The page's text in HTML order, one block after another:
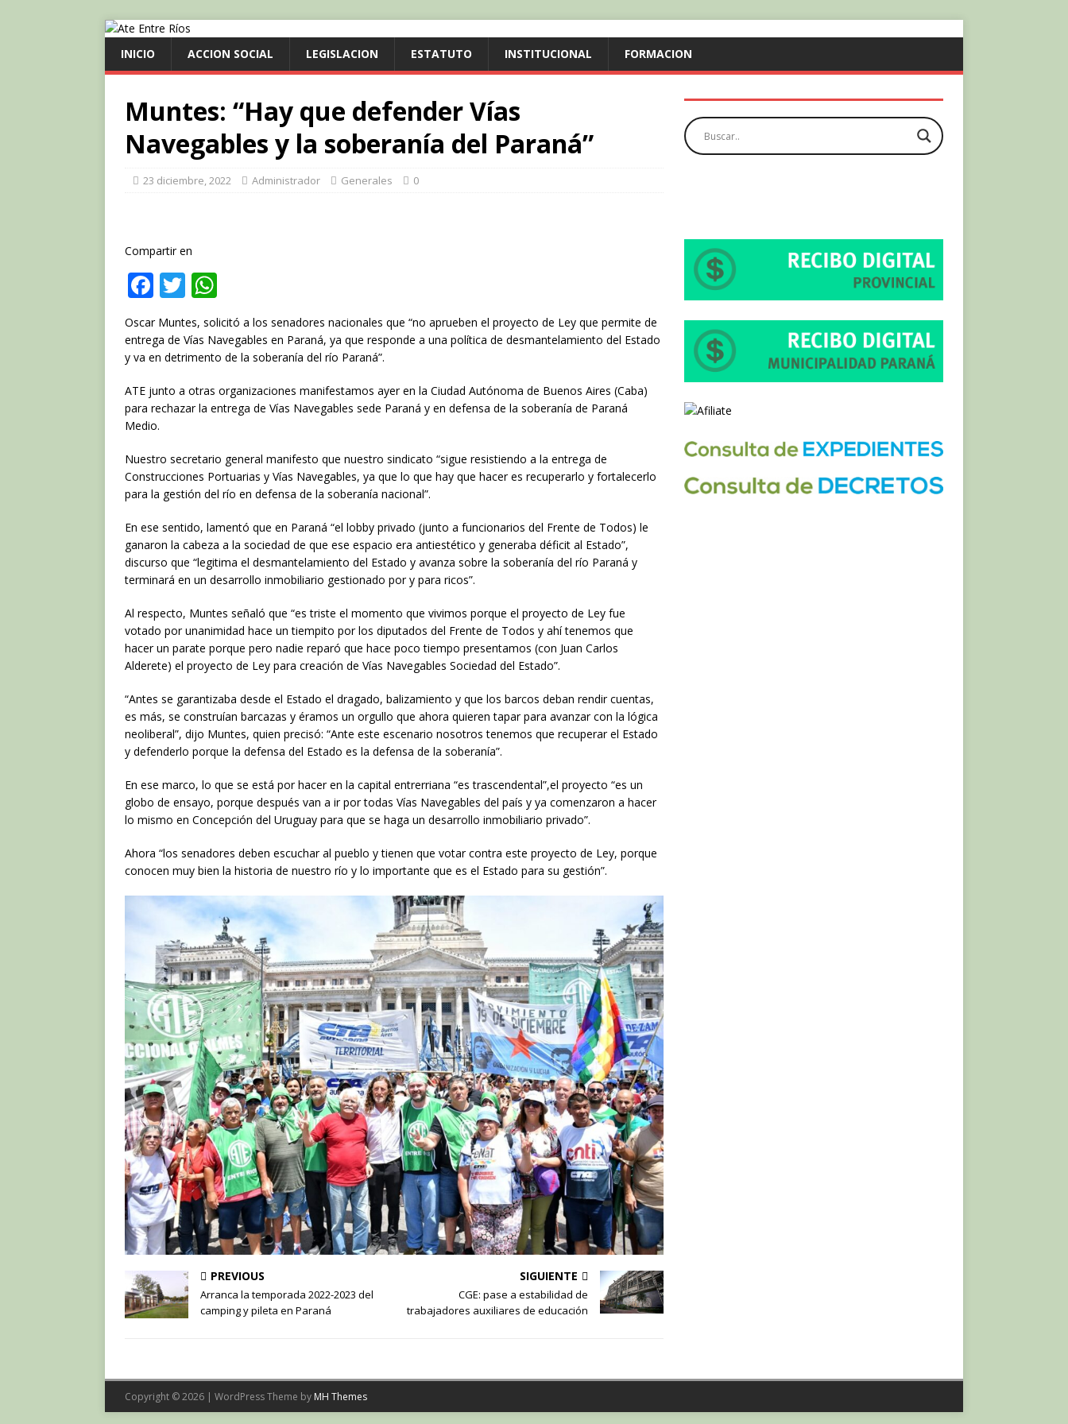
INICIO ACCION SOCIAL LEGISLACION ESTATUTO INSTITUCIONAL FORMACION
Muntes: “Hay que defender Vías
Navegables y la soberanía del Paraná”
23 diciembre, 2022 Administrador Generales 0
Compartir en
F
a
c
e
b
o
o
k
T
it
te
r
h
at
s
A
p
Oscar Muntes, solicitó a los senadores nacionales que “no aprueben el proyecto de Ley que permite de
entrega de Vías Navegables en Paraná, ya que responde a una política de desmantelamiento del Estado
y va en detrimento de la soberanía del río Paraná”.
ATE junto a otras organizaciones manifestamos ayer en la Ciudad Autónoma de Buenos Aires (Caba)
para rechazar la entrega de Vías Navegables sede Paraná y en defensa de la soberanía de Paraná
Medio.
Nuestro secretario general manifesto que nuestro sindicato “sigue resistiendo a la entrega de
Construcciones Portuarias y Vías Navegables, ya que lo que hay que hacer es recuperarlo y fortalecerlo
para la gestión del río en defensa de la soberanía nacional”.
En ese sentido, lamentó que en Paraná “el lobby privado (junto a funcionarios del Frente de Todos) le
ganaron la cabeza a la sociedad de que ese espacio era antiestético y generaba déficit al Estado”,
discurso que “legitima el desmantelamiento del Estado y avanza sobre la soberanía del río Paraná y
terminará en un desarrollo inmobiliario gestionado por y para ricos”.
Al respecto, Muntes señaló que “es triste el momento que vivimos porque el proyecto de Ley fue
votado por unanimidad hace un tiempito por los diputados del Frente de Todos y ahí tenemos que
hacer un parate porque pero nadie reparó que hace poco tiempo presentamos (con Juan Carlos
Alderete) el proyecto de Ley para creación de Vías Navegables Sociedad del Estado”.
“Antes se garantizaba desde el Estado el dragado, balizamiento y que los barcos deban rendir cuentas,
es más, se construían barcazas y éramos un orgullo que ahora quieren tapar para avanzar con la lógica
neoliberal”, dijo Muntes, quien precisó: “Ante este escenario nosotros tenemos que recuperar el Estado
y defenderlo porque la defensa del Estado es la defensa de la soberanía”.
En ese marco, lo que se está por hacer en la capital entrerriana “es trascendental”,el proyecto “es un
globo de ensayo, porque después van a ir por todas Vías Navegables del país y ya comenzaron a hacer
lo mismo en Concepción del Uruguay para que se haga un desarrollo inmobiliario privado”.
Ahora “los senadores deben escuchar al pueblo y tienen que votar contra este proyecto de Ley, porque
conocen muy bien la historia de nuestro río y lo importante que es el Estado para su gestión”.
PREVIOUS
Arranca la temporada 2022-2023 del
camping y pileta en Paraná
SIGUIENTE
CGE: pase a estabilidad de
trabajadores auxiliares de educación
Copyright © 2026 | WordPress Theme by MH Themes